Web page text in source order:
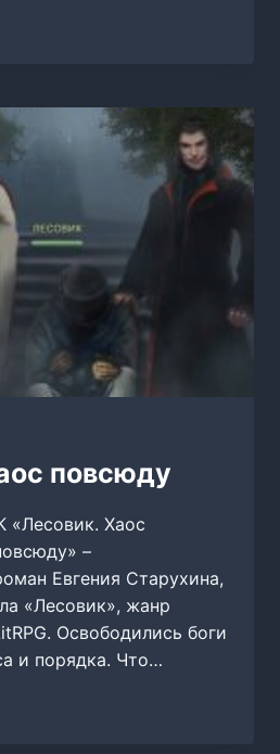
повсюду
Хаос
–
Евгения Старухина,
«Лесовик», жанр
Освободились боги
и порядка. Что…